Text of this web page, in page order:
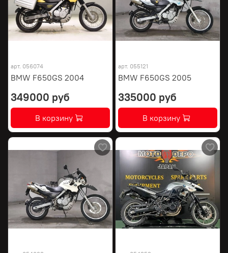
арт. 056074
BMW F650GS 2004
349000 руб
В корзину
арт. 055121
BMW F650GS 2005
335000 руб
В корзину